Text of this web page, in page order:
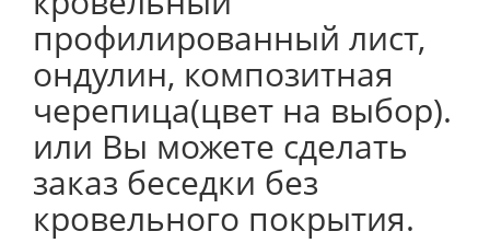
профилированный лист,
ондулин, композитная
черепица(цвет на выбор).
или Вы можете сделать
заказ беседки без
кровельного покрытия.